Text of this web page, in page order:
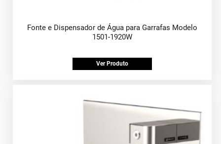
Fonte e Dispensador de Água para Garrafas Modelo
1501-1920W
Ver Produto